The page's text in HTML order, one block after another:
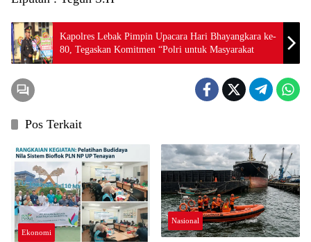
Kapolres Lebak Pimpin Upacara Hari Bhayangkara ke-
80, Tegaskan Komitmen “Polri untuk Masyarakat
Pos Terkait
Ekonomi
Nasional